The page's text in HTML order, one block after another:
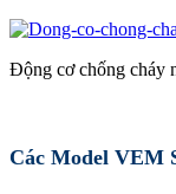
Động cơ chống cháy
Các Model VEM